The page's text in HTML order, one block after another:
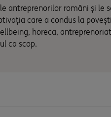
antreprenorilor români și le
care a condus la
horeca,
ca scop.